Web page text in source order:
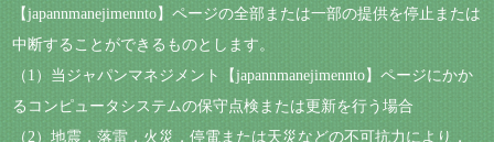
【japannmanejimennto】ページの全部または一部の提供を停止または
中断することができるものとします。
（1）当ジャパンマネジメント【japannmanejimennto】ページにかか
るコンピュータシステムの保守点検または更新を行う場合
（2）地震，落雷，火災，停電または天災などの不可抗力により，